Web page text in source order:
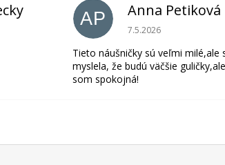
5 z 5 hviezdičiek.AP Anna Petiková
Hodnotenie obchodu
7.5.2026
Tieto náušničky sú veľmi milé,ale
myslela, že budú väčšie
som spokojná!